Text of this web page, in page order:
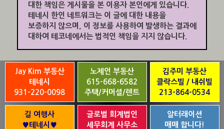
대한 책임은 게시물을 본 이용자 본인에게 있습니다.
테네시 한인 네트워크는 이 글에 대한 내용을
보증하지 않으며, 이 정보를 사용하여 발생하는 결과에
대하여 테코네에서는 법적인 책임을 지지 않습니다.
Jay Kim 부동산
테네시
931-220-0098
노제인 부동산
615-668-6582
주택/커머셜/렌트
김주미 부동산
클락스빌 / 내쉬빌
213-864-0534
길 여행사
♥테네시♥
글로벌 회계법인
세무회계 사무소
알터래이션
매매 합니다!